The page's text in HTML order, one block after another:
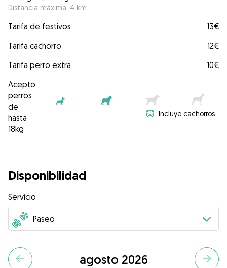
Distancia máxima: 4 km
Tarifa de festivos
13€
Tarifa cachorro
12€
Tarifa perro extra
10€
Acepto
perros
de
hasta
18kg
Incluye cachorros
Disponibilidad
Servicio
agosto 2026